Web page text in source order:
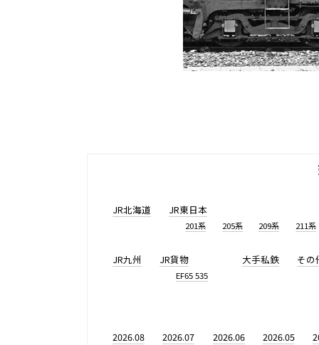
JR北海道 JR東日本
201系 205系 209系 211系
JR九州 JR貨物
EF65 535
大手私鉄 その
2026.08 2026.07 2026.06 2026.05